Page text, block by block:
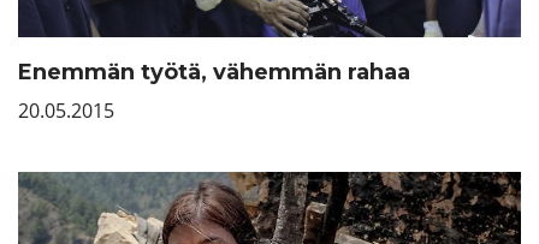
Enemmän työtä, vähemmän rahaa
20.05.2015